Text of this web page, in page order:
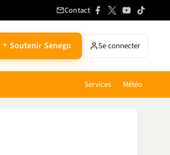
Contact
Soutenir Senego Se connecter
Services Météo